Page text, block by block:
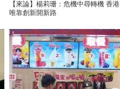
【來論】楊莉珊：危機中尋轉機 香港
唯靠創新開新路